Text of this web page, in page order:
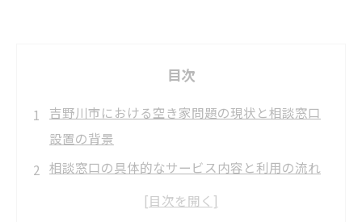
目次
吉野川市における空き家問題の現状と相談窓口
設置の背景
相談窓口の具体的なサービス内容と利用の流れ
空き家の売却を検討する際のポイントと相談窓